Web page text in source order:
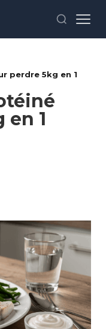
perdre 5kg en 1
en 1